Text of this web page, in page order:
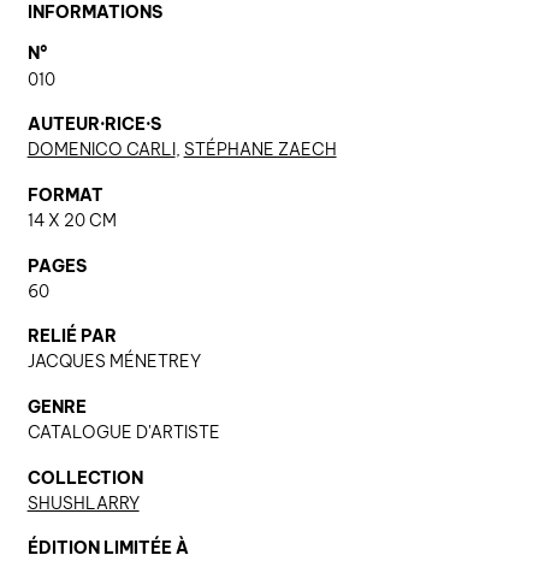
engagement durable
diffusion/librairies
INFORMATIONS
N°
010
AUTEUR·RICE·S
DOMENICO CARLI , STÉPHANE ZAECH
FORMAT
14 X 20 CM
PAGES
60
RELIÉ PAR
JACQUES MÉNETREY
GENRE
CATALOGUE D'ARTISTE
COLLECTION
SHUSHLARRY
ÉDITION LIMITÉE À